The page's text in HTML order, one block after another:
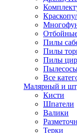
Пилы
Пилы
Пилы
Все
Малярный и
Кисти
Шпатели
Валики
Терки